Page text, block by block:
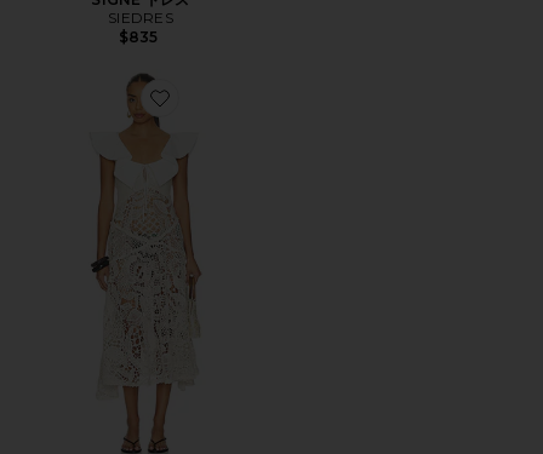
SIEDRES
$835
Favorite CAENES ドレス